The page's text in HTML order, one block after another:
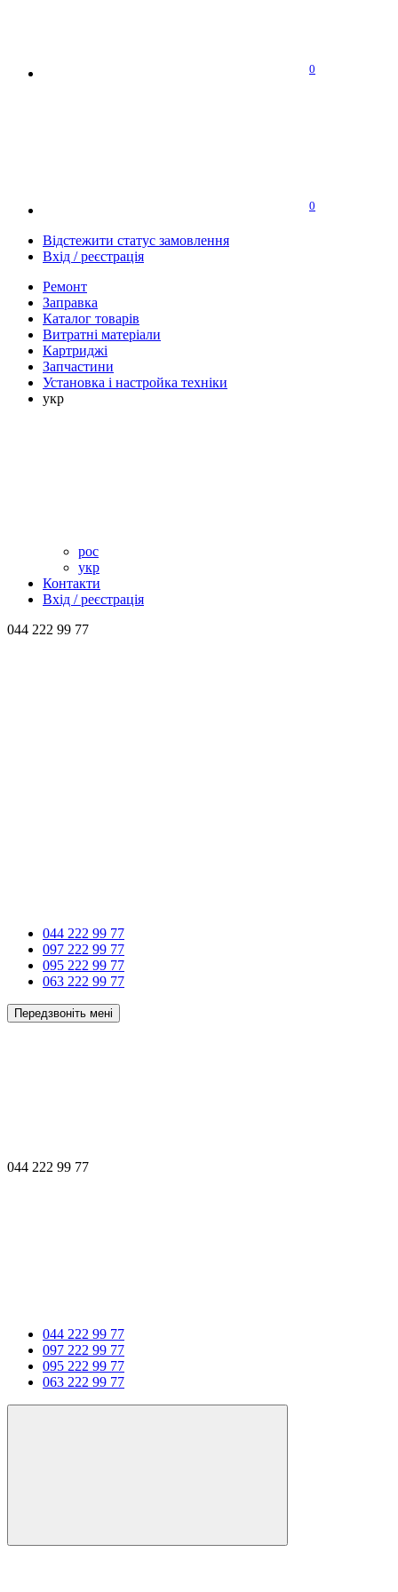
0
0
Відстежити статус замовлення
Вхід / реєстрація
Ремонт
Заправка
Каталог товарів
Витратні матеріали
Картриджі
Запчастини
Установка і настройка техніки
укр
рос
укр
Контакти
Вхід / реєстрація
044 222 99 77
044 222 99 77
097 222 99 77
095 222 99 77
063 222 99 77
Передзвоніть мені
044 222 99 77
044 222 99 77
097 222 99 77
095 222 99 77
063 222 99 77